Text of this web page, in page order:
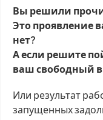
Вы решили
Это проявление
нет?
А если решите
ваш свободный
Или результат
запущенных